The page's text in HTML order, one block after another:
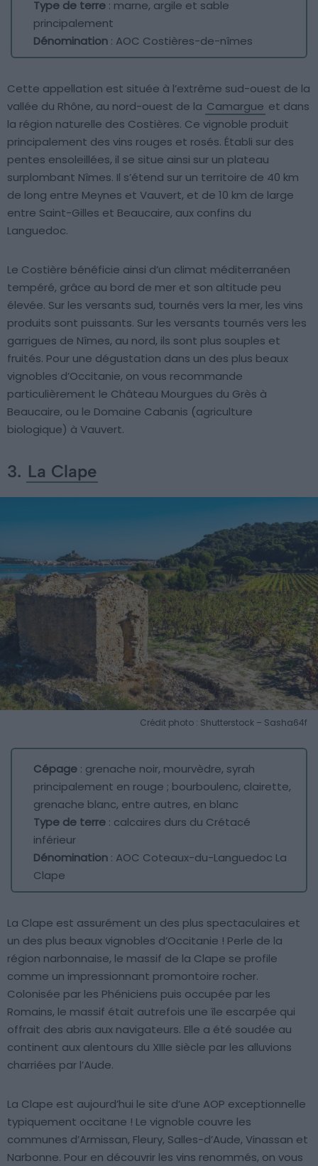
Type de terre : marne, argile et sable
principalement
Dénomination : AOC Costières-de-nîmes
Cette appellation est située à l’extrême sud-ouest de la
vallée du Rhône, au nord-ouest de la Camargue et dans
la région naturelle des Costières. Ce vignoble produit
principalement des vins rouges et rosés. Établi sur des
pentes ensoleillées, il se situe ainsi sur un plateau
surplombant Nîmes. Il s’étend sur un territoire de 40 km
de long entre Meynes et Vauvert, et de 10 km de large
entre Saint-Gilles et Beaucaire, aux confins du
Languedoc.
Le Costière bénéficie ainsi d’un climat méditerranéen
tempéré, grâce au bord de mer et son altitude peu
élevée. Sur les versants sud, tournés vers la mer, les vins
produits sont puissants. Sur les versants tournés vers les
garrigues de Nîmes, au nord, ils sont plus souples et
fruités. Pour une dégustation dans un des plus beaux
vignobles d’Occitanie, on vous recommande
particulièrement le Château Mourgues du Grès à
Beaucaire, ou le Domaine Cabanis (agriculture
biologique) à Vauvert.
3. La Clape
Crédit photo : Shutterstock – Sasha64f
Cépage : grenache noir, mourvèdre, syrah
principalement en rouge ; bourboulenc, clairette,
grenache blanc, entre autres, en blanc
Type de terre : calcaires durs du Crétacé
inférieur
Dénomination : AOC Coteaux-du-Languedoc La
Clape
La Clape est assurément un des plus spectaculaires et
un des plus beaux vignobles d’Occitanie ! Perle de la
région narbonnaise, le massif de la Clape se profile
comme un impressionnant promontoire rocher.
Colonisée par les Phéniciens puis occupée par les
Romains, le massif était autrefois une île escarpée qui
offrait des abris aux navigateurs. Elle a été soudée au
continent aux alentours du XIIIe siècle par les alluvions
charriées par l’Aude.
La Clape est aujourd’hui le site d’une AOP exceptionnelle
typiquement occitane ! Le vignoble couvre les
communes d’Armissan, Fleury, Salles-d’Aude, Vinassan et
Narbonne. Pour en découvrir les vins renommés, on vous